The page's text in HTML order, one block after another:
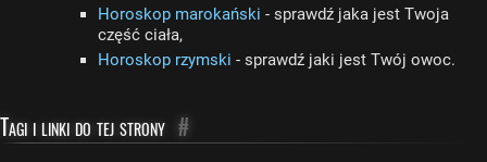
Horoskop marokański - sprawdź jaka jest Twoja
część ciała,
Horoskop rzymski - sprawdź jaki jest Twój owoc.
Tagi i linki do tej strony #